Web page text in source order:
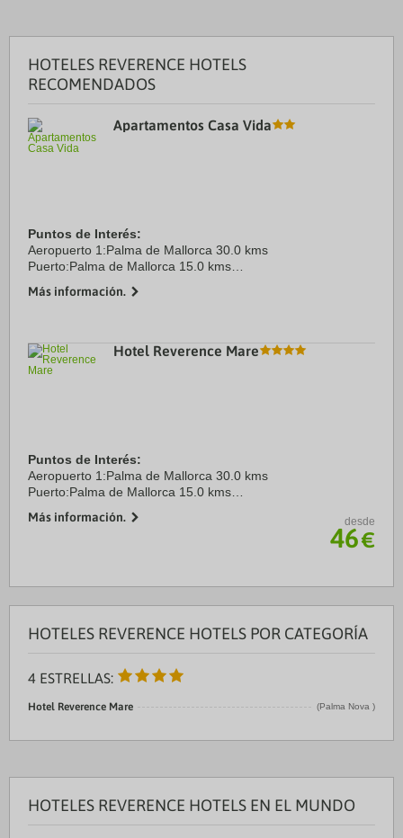
HOTELES REVERENCE HOTELS
RECOMENDADOS
Apartamentos Casa Vida
Puntos de Interés:
Aeropuerto 1:Palma de Mallorca 30.0 kms
Puerto:Palma de Mallorca 15.0 kms
Más información.
Hotel Reverence Mare
Puntos de Interés:
Aeropuerto 1:Palma de Mallorca 30.0 kms
Puerto:Palma de Mallorca 15.0 kms
Más información. desde
46€
HOTELES REVERENCE HOTELS POR CATEGORÍA
4 ESTRELLAS:
Hotel Reverence Mare (Palma Nova )
HOTELES REVERENCE HOTELS EN EL MUNDO